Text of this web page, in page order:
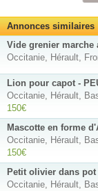
Annonces similaires
Vide grenier marche
Occitanie, Hérault,
Lion pour capot -
Occitanie, Hérault,
150€
Mascotte en forme
Occitanie, Hérault,
150€
Petit olivier dans pot
Occitanie, Hérault,